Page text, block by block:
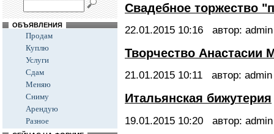
ОБЪЯВЛЕНИЯ
Продам
Куплю
Услуги
Сдам
Меняю
Сниму
Арендую
Разное
Свадебное торжество
22.01.2015 10:16 автор: admin
Творчество Анастасии
21.01.2015 10:11 автор: admin
Итальянская бижутерия
19.01.2015 10:20 автор: admin